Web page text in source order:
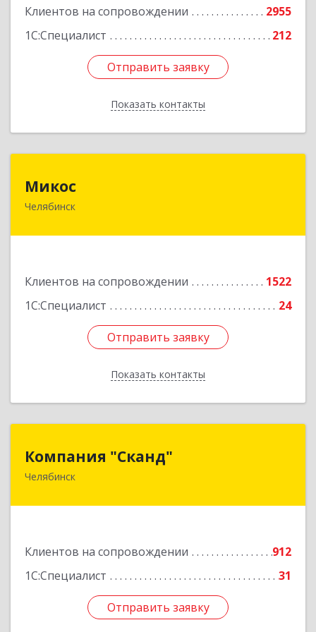
Клиентов на сопровождении
2955
1С:Специалист
212
Отправить заявку
Показать контакты
Отправить заявку
Назад
Микос
Челябинск
Клиентов на сопровождении
1522
1С:Специалист
24
Отправить заявку
Показать контакты
Отправить заявку
Назад
Компания "Сканд"
Челябинск
Клиентов на сопровождении
912
1С:Специалист
31
Отправить заявку
Отправить заявку